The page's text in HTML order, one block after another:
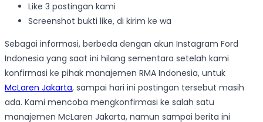
Like 3 postingan kami
Screenshot bukti like, di kirim ke wa
Sebagai informasi, berbeda dengan akun Instagram Ford
Indonesia yang saat ini hilang sementara setelah kami
konfirmasi ke pihak manajemen RMA Indonesia, untuk
McLaren Jakarta, sampai hari ini postingan tersebut masih
ada. Kami mencoba mengkonfirmasi ke salah satu
manajemen McLaren Jakarta, namun sampai berita ini